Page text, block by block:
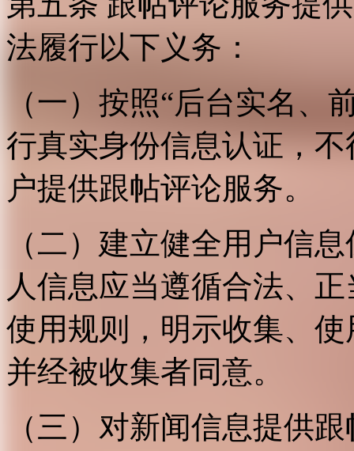
法履行以下义务：
（一）按照“后台实名、
行真实身份信息认证，
户提供跟帖评论服务。
（二）建立健全用户信
人信息应当遵循合法、
使用规则，明示收集、
并经被收集者同意。
（三）对新闻信息提供